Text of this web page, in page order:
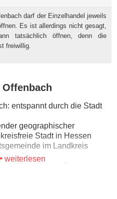
darf der Einzelhandel jeweils
Es ist allerdings nicht gesagt,
tatsächlich öffnen, denn die
freiwillig.
entspannt durch die Stadt
geographischer
Stadt in Hessen
im Landkreis
Pfalz
weiterlesen